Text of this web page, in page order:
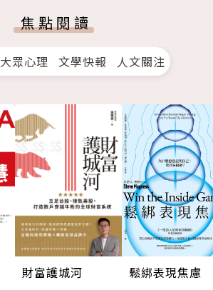
焦點閱讀
大眾心理 文學快報 人文關注
財富護城河 鬆綁表現焦慮